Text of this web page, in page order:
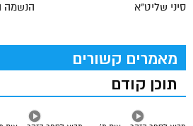
הנשמה
סיני שליט"א
מאמרים קשורים
תוכן קודם